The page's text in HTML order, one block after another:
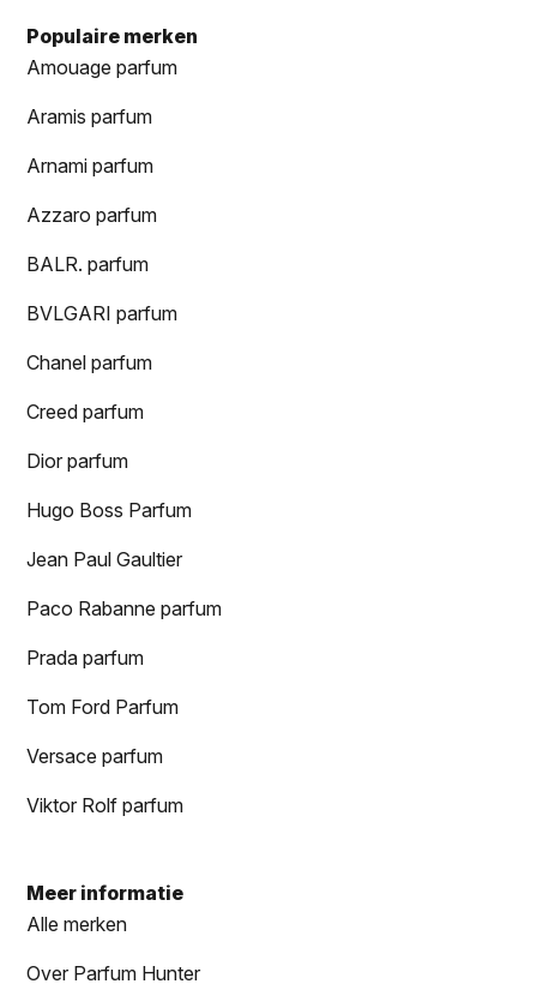
Populaire merken
Amouage parfum
Aramis parfum
Arnami parfum
Azzaro parfum
BALR. parfum
BVLGARI parfum
Chanel parfum
Creed parfum
Dior parfum
Hugo Boss Parfum
Jean Paul Gaultier
Paco Rabanne parfum
Prada parfum
Tom Ford Parfum
Versace parfum
Viktor Rolf parfum
Meer informatie
Alle merken
Over Parfum Hunter